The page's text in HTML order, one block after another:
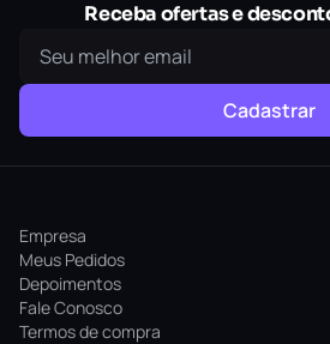
Receba ofertas e
Cadastrar
Empresa
Meus Pedidos
Depoimentos
Fale Conosco
Termos de compra